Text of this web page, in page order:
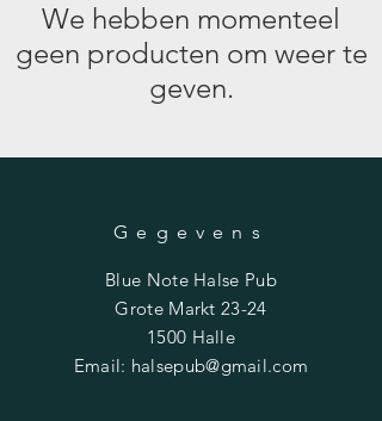
We hebben momenteel
geen producten om weer te
geven.
Gegevens
Blue Note Halse Pub
Grote Markt 23-24
1500 Halle
Email: halsepub@gmail.com